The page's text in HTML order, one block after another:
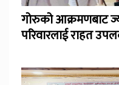
गोरुको आक्रमणबाट
परिवारलाई राहत